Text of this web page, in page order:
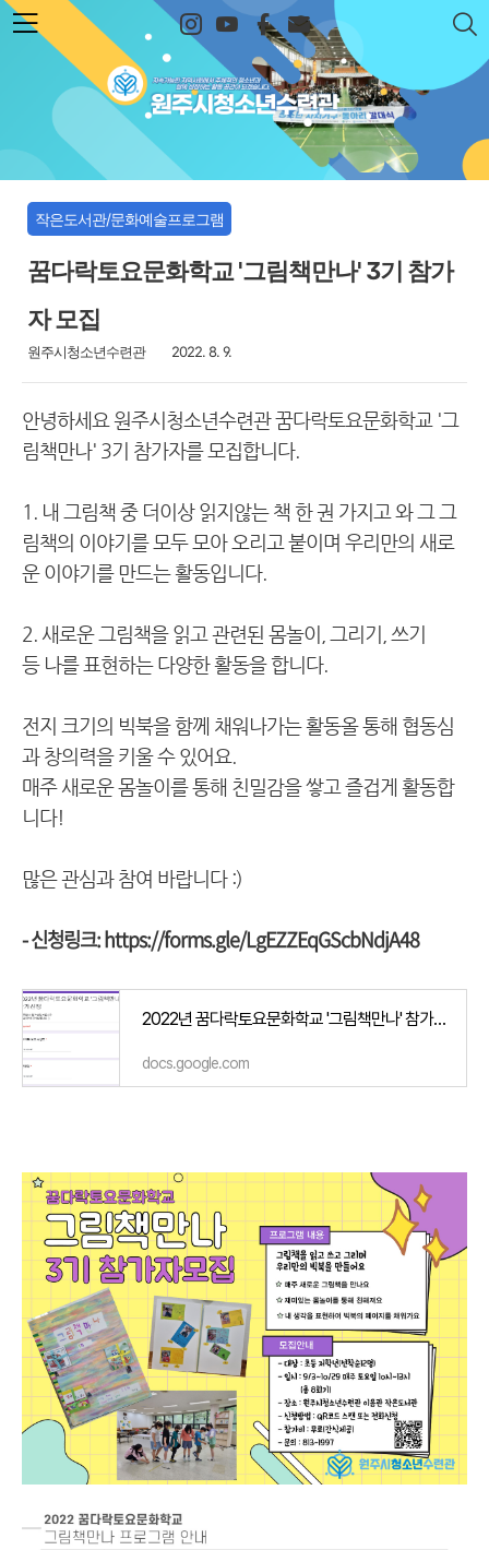
본문 바로가기
원주시청소년수련관
작은도서관/문화예술프로그램
꿈다락토요문화학교 '그림책만나' 3기 참가
자 모집
원주시청소년수련관 2022. 8. 9.
안녕하세요 원주시청소년수련관 꿈다락토요문화학교 '그
림책만나' 3기 참가자를 모집합니다.
1. 내 그림책 중 더이상 읽지않는 책 한 권 가지고 와그 그
림책의 이야기를 모두 모아 오리고 붙이며 우리만의 새로
운 이야기를 만드는 활동입니다.
2. 새로운 그림책을 읽고 관련된 몸놀이, 그리기, 쓰기
등 나를 표현하는 다양한 활동을 합니다.
전지 크기의 빅북을 함께 채워나가는 활동올 통해 협동심
과 창의력을 키울 수 있어요.
매주 새로운 몸놀이를 통해 친밀감을 쌓고 즐겁게 활동합
니다!
많은 관심과 참여 바랍니다 :)
- 신청링크:https://forms.gle/LgEZZEqGScbNdjA48
2022년 꿈다락토요문화학교 '그림책만나' 참가신청
docs.google.com